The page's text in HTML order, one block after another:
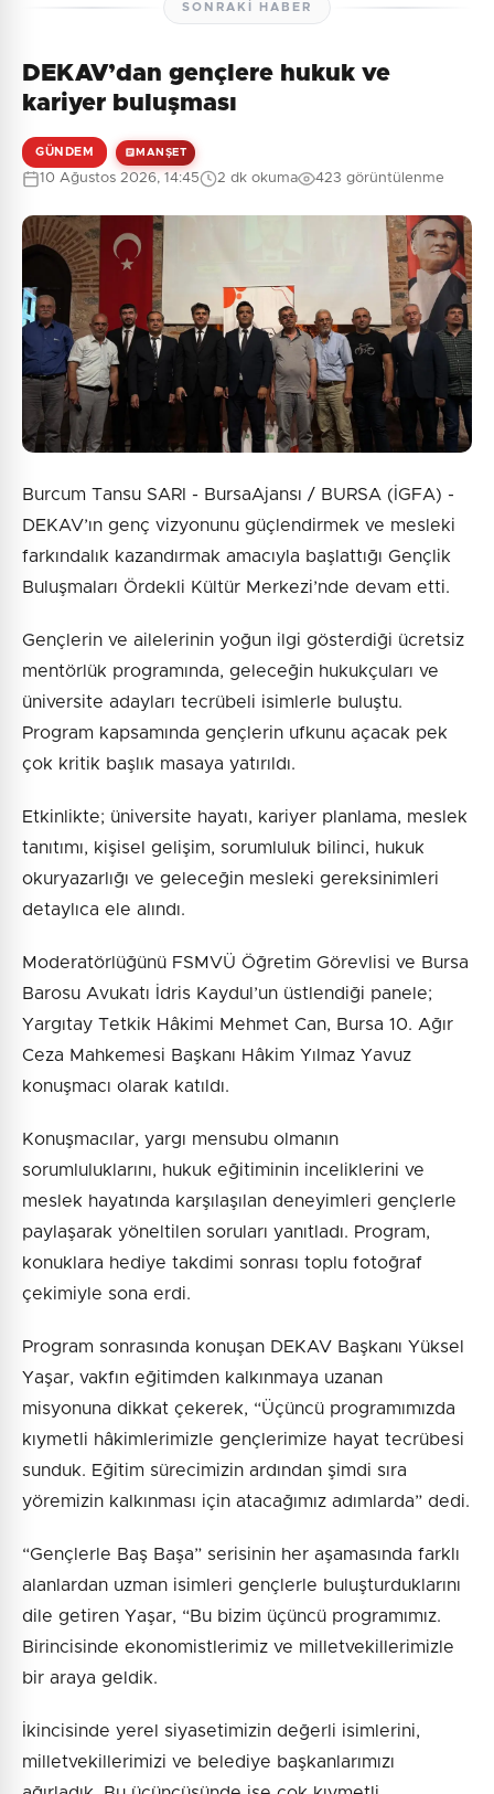
SONRAKI HABER
DEKAV’dan gençlere hukuk ve
kariyer buluşması
GÜNDEM MANŞET
10 Ağustos 2026, 14:45 2 dk okuma 423 görüntülenme
Burcum Tansu SARI - BursaAjansı / BURSA (İGFA) -
DEKAV’ın genç vizyonunu güçlendirmek ve mesleki
farkındalık kazandırmak amacıyla başlattığı Gençlik
Buluşmaları Ördekli Kültür Merkezi’nde devam etti.
Gençlerin ve ailelerinin yoğun ilgi gösterdiği ücretsiz
mentörlük programında, geleceğin hukukçuları ve
üniversite adayları tecrübeli isimlerle buluştu.
Program kapsamında gençlerin ufkunu açacak pek
çok kritik başlık masaya yatırıldı.
Etkinlikte; üniversite hayatı, kariyer planlama, meslek
tanıtımı, kişisel gelişim, sorumluluk bilinci, hukuk
okuryazarlığı ve geleceğin mesleki gereksinimleri
detaylıca ele alındı.
Moderatörlüğünü FSMVÜ Öğretim Görevlisi ve Bursa
Barosu Avukatı İdris Kaydul’un üstlendiği panele;
Yargıtay Tetkik Hâkimi Mehmet Can, Bursa 10. Ağır
Ceza Mahkemesi Başkanı Hâkim Yılmaz Yavuz
konuşmacı olarak katıldı.
Konuşmacılar, yargı mensubu olmanın
sorumluluklarını, hukuk eğitiminin inceliklerini ve
meslek hayatında karşılaşılan deneyimleri gençlerle
paylaşarak yöneltilen soruları yanıtladı. Program,
konuklara hediye takdimi sonrası toplu fotoğraf
çekimiyle sona erdi.
Program sonrasında konuşan DEKAV Başkanı Yüksel
Yaşar, vakfın eğitimden kalkınmaya uzanan
misyonuna dikkat çekerek, “Üçüncü programımızda
kıymetli hâkimlerimizle gençlerimize hayat tecrübesi
sunduk. Eğitim sürecimizin ardından şimdi sıra
yöremizin kalkınması için atacağımız adımlarda” dedi.
“Gençlerle Baş Başa” serisinin her aşamasında farklı
alanlardan uzman isimleri gençlerle buluşturduklarını
dile getiren Yaşar, “Bu bizim üçüncü programımız.
Birincisinde ekonomistlerimiz ve milletvekillerimizle
bir araya geldik.
İkincisinde yerel siyasetimizin değerli isimlerini,
milletvekillerimizi ve belediye başkanlarımızı